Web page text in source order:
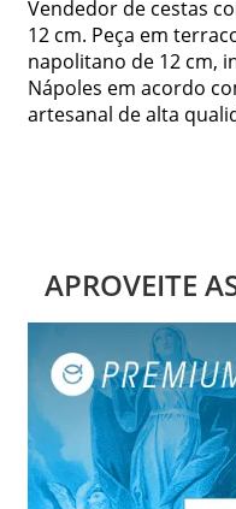
Vendedor de cestas
12 cm. Peça em
napolitano de 12 cm,
Nápoles em acordo
artesanal de alta
APROVEITE